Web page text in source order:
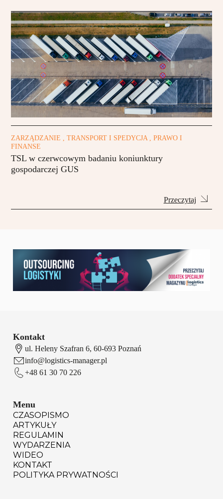
ZARZĄDZANIE , TRANSPORT I SPEDYCJA , PRAWO I
FINANSE
TSL w czerwcowym badaniu koniunktury
gospodarczej GUS
Przeczytaj
Kontakt
ul. Heleny Szafran 6, 60-693 Poznań
info@logistics-manager.pl
+48 61 30 70 226
Menu
CZASOPISMO
ARTYKUŁY
REGULAMIN
WYDARZENIA
WIDEO
KONTAKT
POLITYKA PRYWATNOŚCI